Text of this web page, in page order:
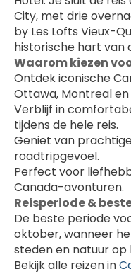
City, met drie
by Les Lofts Vieux-
historische hart van
Waarom kiezen
Ontdek iconische
Ottawa, Montreal en
Verblijf in
tijdens de hele reis.
Geniet van
roadtripgevoel.
Perfect voor
Canada-avonturen.
Reisperiode &
De beste periode
oktober, wanneer
steden en natuur op
Bekijk alle reizen in